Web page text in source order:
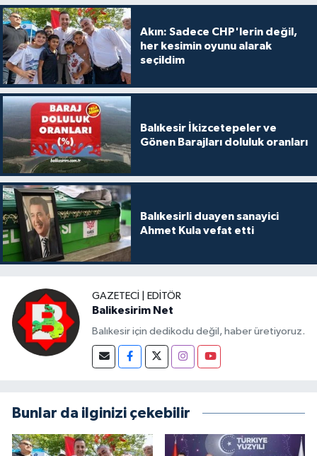
Akın: Sadece CHP'lerin değil,
her kesimin oyunu alarak
seçildim
Balıkesir İkizcetepeler ve
Gönen Barajları doluluk oranları
Balıkesirli duayen sanayici
Ahmet Kula vefat etti
GAZETECI | EDITÖR
Balikesirim Net
Balıkesir için dedikodu değil, haber üretiyoruz.
Bunlar da ilginizi çekebilir